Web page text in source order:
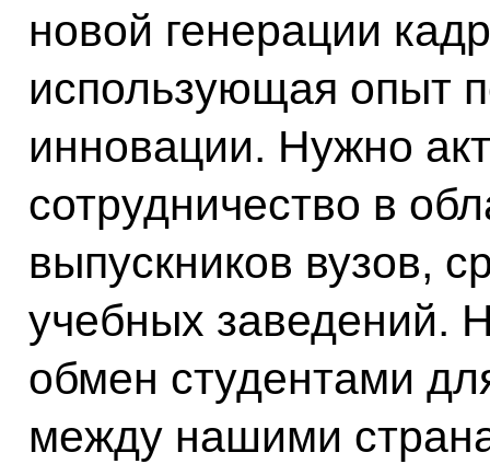
новой генерации
использующая опыт
инновации. Нужно
сотрудничество в
выпускников вузов,
учебных заведений.
обмен студентами
между нашими